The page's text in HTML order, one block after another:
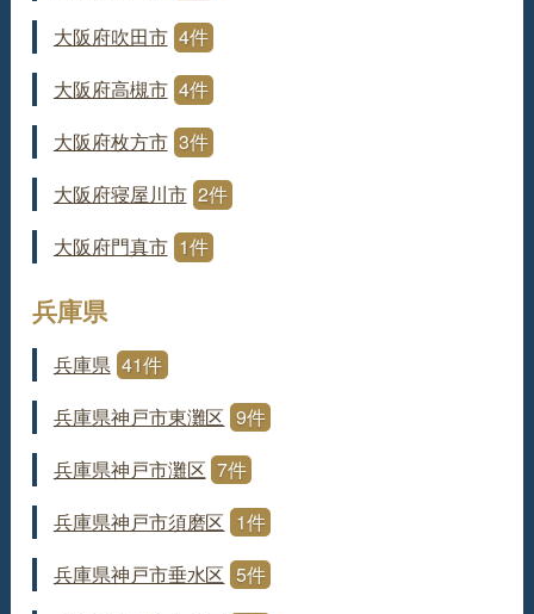
大阪府吹田市 4件
大阪府高槻市 4件
大阪府枚方市 3件
大阪府寝屋川市 2件
大阪府門真市 1件
兵庫県
兵庫県 41件
兵庫県神戸市東灘区 9件
兵庫県神戸市灘区 7件
兵庫県神戸市須磨区 1件
兵庫県神戸市垂水区 5件